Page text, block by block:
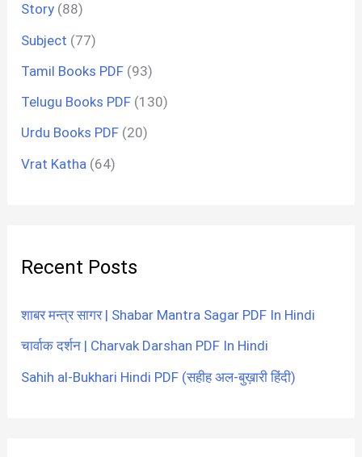
Story (88)
Subject (77)
Tamil Books PDF (93)
Telugu Books PDF (130)
Urdu Books PDF (20)
Vrat Katha (64)
Recent Posts
शाबर मन्त्र सागर | Shabar Mantra Sagar PDF In Hindi
चार्वाक दर्शन | Charvak Darshan PDF In Hindi
Sahih al-Bukhari Hindi PDF (सहीह अल-बुख़ारी हिंदी)